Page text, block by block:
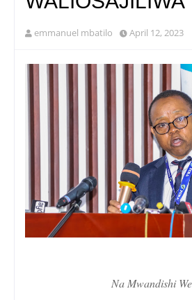
emmanuel mbatilo April 12, 2023
Na Mwandishi